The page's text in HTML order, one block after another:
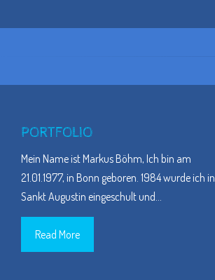
PORTFOLIO
Mein Name ist Markus Böhm, Ich bin am
21.01.1977, in Bonn geboren. 1984 wurde ich in
Sankt Augustin eingeschult und
Read More